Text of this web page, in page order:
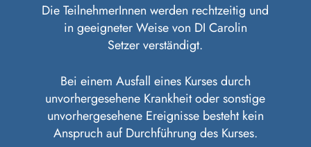
Die TeilnehmerInnen werden rechtzeitig und
in geeigneter Weise von DI Carolin
Setzer verständigt.
Bei einem Ausfall eines Kurses durch
unvorhergesehene Krankheit oder sonstige
unvorhergesehene Ereignisse besteht kein
Anspruch auf Durchführung des Kurses.